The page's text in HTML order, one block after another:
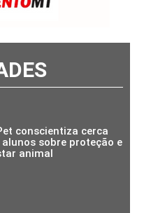
conscientiza cerca
alunos sobre proteção e
animal